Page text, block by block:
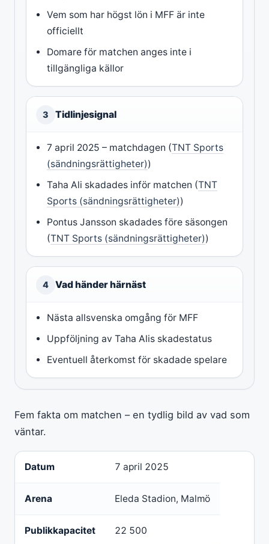
Vem som har högst lön i MFF är inte
officiellt
Domare för matchen anges inte i
tillgängliga källor
3 Tidlinjesignal
7 april 2025 – matchdagen (TNT Sports
(sändningsrättigheter))
Taha Ali skadades inför matchen (TNT
Sports (sändningsrättigheter))
Pontus Jansson skadades före säsongen
(TNT Sports (sändningsrättigheter))
4 Vad händer härnäst
Nästa allsvenska omgång för MFF
Uppföljning av Taha Alis skadestatus
Eventuell återkomst för skadade spelare
Fem fakta om matchen – en tydlig bild av vad som
väntar.
Datum 7 april 2025
Arena Eleda Stadion, Malmö
Publikkapacitet 22 500